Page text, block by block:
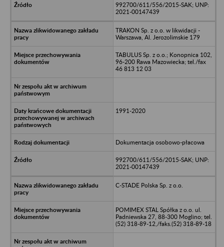
992700/611/556/2015-SAK; UNP:
2021-00147439
TRAKON Sp. z o.o. w likwidacji -
Warszawa, Al. Jerozolimskie 179
TABULUS Sp. z o.o.; Konopnica 102,
96-200 Rawa Mazowiecka; tel./fax
46 813 12 03
1991-2020
Dokumentacja osobowo-płacowa
992700/611/556/2015-SAK; UNP:
2021-00147439
C-STADE Polska Sp. z o.o.
POMIMEX STAL Spółka z o.o. ul.
Padniewska 27, 88-300 Moglino; tel.
(52) 318-89-12,/faks.(52) 318-89-18